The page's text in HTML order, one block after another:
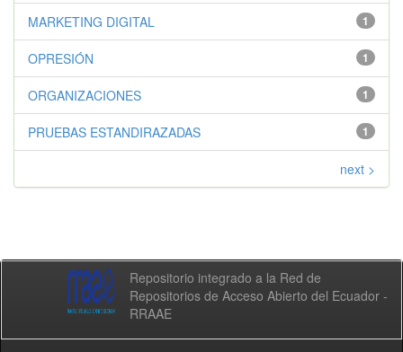
1
MARKETING DIGITAL
1
OPRESIÓN
1
ORGANIZACIONES
1
PRUEBAS ESTANDIRAZADAS
next >
Repositorio integrado a la Red de
Repositorios de Acceso Abierto del Ecuador -
RRAAE